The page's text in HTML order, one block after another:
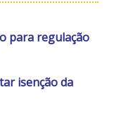
para regulação
isenção da